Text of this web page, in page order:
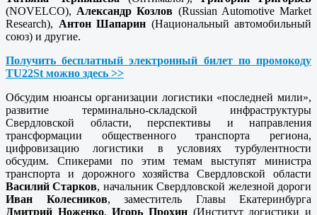
(NOVELCO), Александр Козлов (Russian Automotive Market
Research), Антон Шапарин (Национальный автомобильный
союз) и другие.
Получить бесплатный электронный билет по промокоду
TU22St можно здесь >>
Обсудим нюансы организации логистики «последней мили»,
развитие терминально-складской инфраструктуры
Свердловской области, перспективы и направления
трансформации общественного транспорта региона,
цифровизацию логистики в условиях турбулентности
обсудим. Спикерами по этим темам выступят министра
транспорта и дорожного хозяйства Свердловской области
Василий Старков, начальник Свердловской железной дороги
Иван Колесников, заместитель Главы Екатеринбурга
Дмитрий Ноженко,Игорь Прохин (Институт логистики и